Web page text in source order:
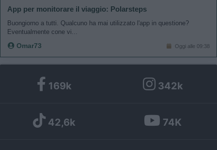
App per monitorare il viaggio: Polarsteps
Buongiorno a tutti. Qualcuno ha mai utilizzato l'app in questione?
Eventualmente cone vi...
Omar73 Oggi alle 09:38
169k 342k
42,6k 74K